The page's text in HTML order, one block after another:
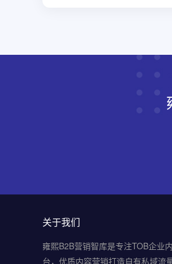
关于我们
雍熙B2B营销智库是专注TOB企业
台，优质内容营销打造自有私域流